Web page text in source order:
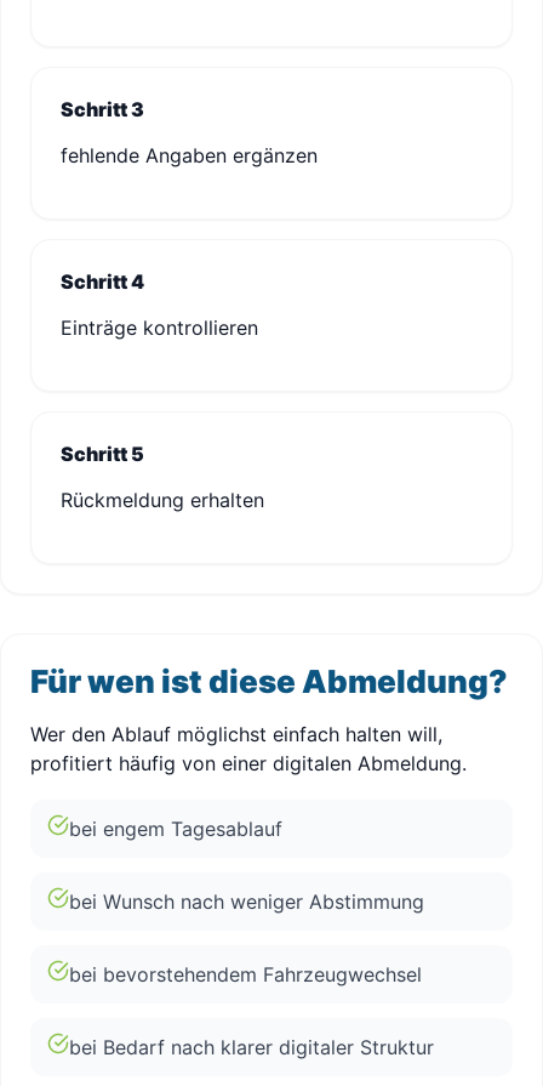
Schritt 3
fehlende Angaben ergänzen
Schritt 4
Einträge kontrollieren
Schritt 5
Rückmeldung erhalten
Für wen ist diese Abmeldung?
Wer den Ablauf möglichst einfach halten will,
profitiert häufig von einer digitalen Abmeldung.
bei engem Tagesablauf
bei Wunsch nach weniger Abstimmung
bei bevorstehendem Fahrzeugwechsel
bei Bedarf nach klarer digitaler Struktur